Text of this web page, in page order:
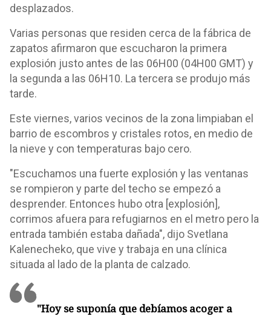
desplazados.
Varias personas que residen cerca de la fábrica de
zapatos afirmaron que escucharon la primera
explosión justo antes de las 06H00 (04H00 GMT) y
la segunda a las 06H10. La tercera se produjo más
tarde.
Este viernes, varios vecinos de la zona limpiaban el
barrio de escombros y cristales rotos, en medio de
la nieve y con temperaturas bajo cero.
"Escuchamos una fuerte explosión y las ventanas
se rompieron y parte del techo se empezó a
desprender. Entonces hubo otra [explosión],
corrimos afuera para refugiarnos en el metro pero la
entrada también estaba dañada", dijo Svetlana
Kalenecheko, que vive y trabaja en una clínica
situada al lado de la planta de calzado.
"Hoy se suponía que debíamos acoger a